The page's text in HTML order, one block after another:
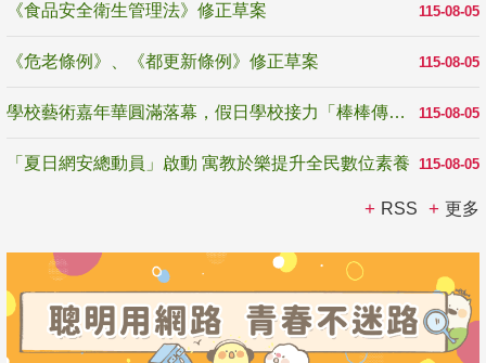
115-08-05
《食品安全衛生管理法》修正草案
115-08-05
《危老條例》、《都更新條例》修正草案
115-08-05
學校藝術嘉年華圓滿落幕，假日學校接力「棒棒傳美感」
115-08-05
「夏日網安總動員」啟動 寓教於樂提升全民數位素養
RSS 更多